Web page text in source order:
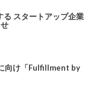
る スタートアップ企業
向け「Fulfillment by